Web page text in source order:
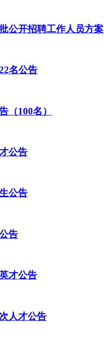
公开招聘工作人员方案
名公告
（100名）
公告
公告
告
才公告
人才公告